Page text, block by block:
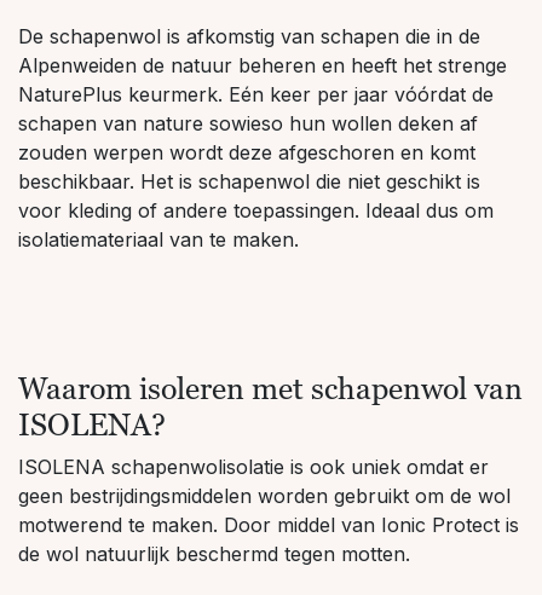
De schapenwol is afkomstig van schapen die in de
Alpenweiden de natuur beheren en heeft het strenge
NaturePlus keurmerk. Eén keer per jaar vóórdat de
schapen van nature sowieso hun wollen deken af
zouden werpen wordt deze afgeschoren en komt
beschikbaar. Het is schapenwol die niet geschikt is
voor kleding of andere toepassingen. Ideaal dus om
isolatiemateriaal van te maken.
Waarom isoleren met schapenwol van
ISOLENA?
ISOLENA schapenwolisolatie is ook uniek omdat er
geen bestrijdingsmiddelen worden gebruikt om de wol
motwerend te maken. Door middel van Ionic Protect is
de wol natuurlijk beschermd tegen motten.